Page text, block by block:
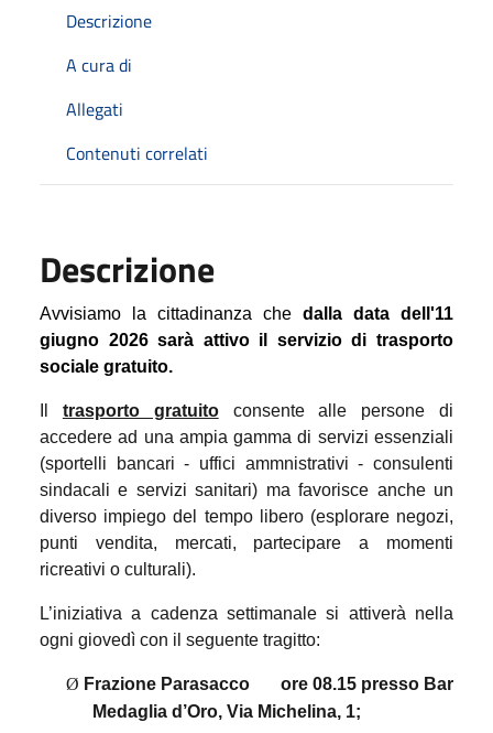
Descrizione
A cura di
Allegati
Contenuti correlati
Descrizione
Avvisiamo la cittadinanza che dalla data dell'11
giugno 2026 sarà attivo il servizio di trasporto
sociale gratuito.
trasporto gratuitoconsente alle persone di
accedere ad una ampia gamma di servizi essenziali
(sportelli bancari - uffici ammnistrativi - consulenti
sindacali e servizi sanitari) ma favorisce anche un
diverso impiego del tempo libero (esplorare negozi,
punti vendita, mercati, partecipare a momenti
ricreativi o culturali).
L’iniziativa a cadenza settimanale si attiverà nella
ogni giovedì con il seguente tragitto:
Ø Frazione Parasacco ore 08.15 presso Bar
Medaglia d’Oro, Via Michelina, 1;